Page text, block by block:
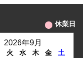
休業日
2026年9月
火 水 木 金
土